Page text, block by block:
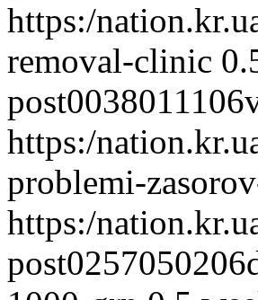
https:/
removal-clinic
https:/
problemi-
https:/